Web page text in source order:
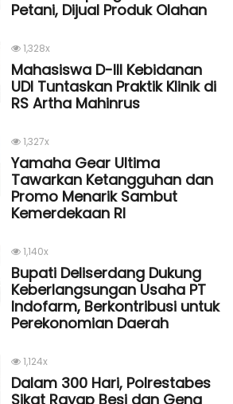
Petani, Dijual Produk Olahan
1,328x
Mahasiswa D-III Kebidanan
UDI Tuntaskan Praktik Klinik di
RS Artha Mahinrus
1,327x
Yamaha Gear Ultima
Tawarkan Ketangguhan dan
Promo Menarik Sambut
Kemerdekaan Rl
1,140x
Bupati Deliserdang Dukung
Keberlangsungan Usaha PT
Indofarm, Berkontribusi untuk
Perekonomian Daerah
1,124x
Dalam 300 Hari, Polrestabes
Sikat Rayap Besi dan Geng